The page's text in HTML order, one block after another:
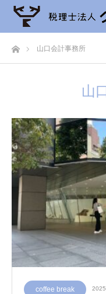
ホーム山口会計事務所
山
coffee break